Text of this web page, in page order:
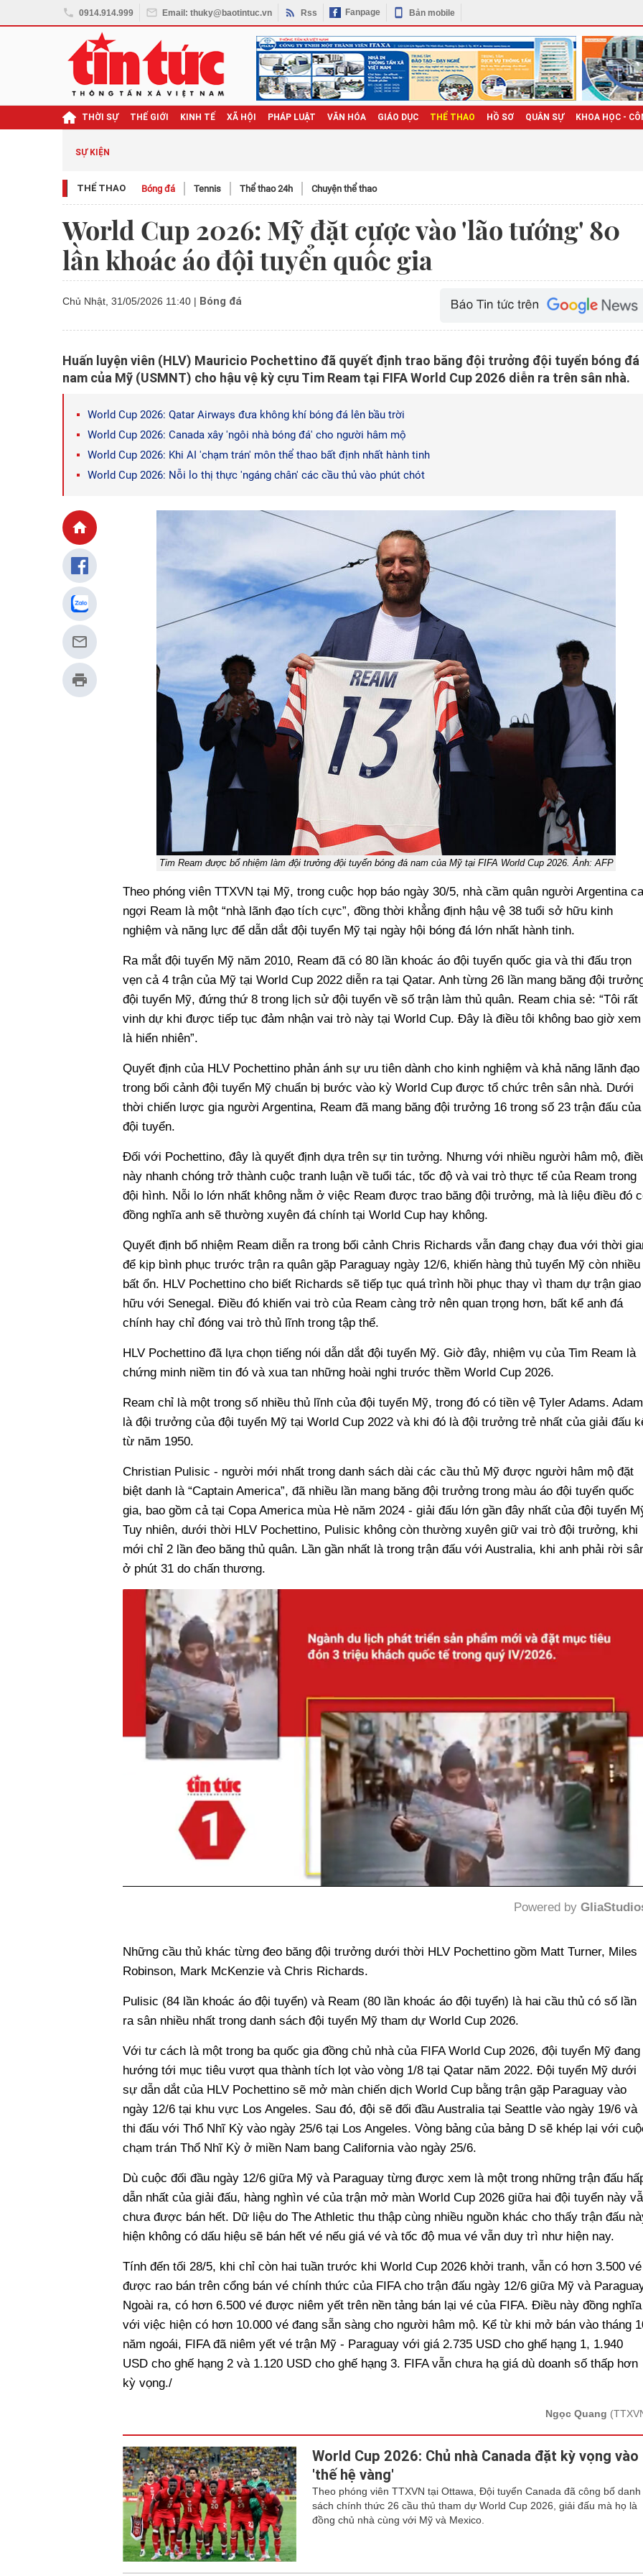
0914.914.999 Email: thuky@baotintuc.vn Rss Fanpage Bản mobile
THỜI SỰ THẾ GIỚI KINH TẾ XÃ HỘI PHÁP LUẬT VĂN HÓA GIÁO DỤC THỂ THAO HỒ SƠ QUÂN SỰ KHOA HỌC -
SỰ KIỆN
THỂ THAO Bóng đá Tennis Thể thao 24h Chuyện thể thao
World Cup 2026: Mỹ đặt cược vào 'lão tướng' 80
lần khoác áo đội tuyển quốc gia
Chủ Nhật, 31/05/2026 11:40 | Bóng đá
Huấn luyện viên (HLV) Mauricio Pochettino đã quyết định trao băng đội trưởng đội tuyển bóng đá
nam của Mỹ (USMNT) cho hậu vệ kỳ cựu Tim Ream tại FIFA World Cup 2026 diễn ra trên sân nhà.
World Cup 2026: Qatar Airways đưa không khí bóng đá lên bầu trời
World Cup 2026: Canada xây 'ngôi nhà bóng đá' cho người hâm mộ
World Cup 2026: Khi AI 'chạm trán' môn thể thao bất định nhất hành tinh
World Cup 2026: Nỗi lo thị thực 'ngáng chân' các cầu thủ vào phút chót
Tim Ream được bổ nhiệm làm đội trưởng đội tuyển bóng đá nam của Mỹ tại FIFA World Cup 2026. Ảnh: AFP
Theo phóng viên TTXVN tại Mỹ, trong cuộc họp báo ngày 30/5, nhà cầm quân người Argentina ca
ngợi Ream là một “nhà lãnh đạo tích cực”, đồng thời khẳng định hậu vệ 38 tuổi sở hữu kinh
nghiệm và năng lực để dẫn dắt đội tuyển Mỹ tại ngày hội bóng đá lớn nhất hành tinh.
Ra mắt đội tuyển Mỹ năm 2010, Ream đã có 80 lần khoác áo đội tuyển quốc gia và thi đấu trọn
vẹn cả 4 trận của Mỹ tại World Cup 2022 diễn ra tại Qatar. Anh từng 26 lần mang băng đội
đội tuyển Mỹ, đứng thứ 8 trong lịch sử đội tuyển về số trận làm thủ quân. Ream chia sẻ: “Tôi rất
vinh dự khi được tiếp tục đảm nhận vai trò này tại World Cup. Đây là điều tôi không bao giờ xem
là hiển nhiên”.
Quyết định của HLV Pochettino phản ánh sự ưu tiên dành cho kinh nghiệm và khả năng lãnh đạo
trong bối cảnh đội tuyển Mỹ chuẩn bị bước vào kỳ World Cup được tổ chức trên sân nhà. Dưới
thời chiến lược gia người Argentina, Ream đã mang băng đội trưởng 16 trong số 23 trận đấu của
đội tuyển.
Đối với Pochettino, đây là quyết định dựa trên sự tin tưởng. Nhưng với nhiều người hâm mộ,
này nhanh chóng trở thành cuộc tranh luận về tuổi tác, tốc độ và vai trò thực tế của Ream trong
đội hình. Nỗi lo lớn nhất không nằm ở việc Ream được trao băng đội trưởng, mà là liệu điều đó
đồng nghĩa anh sẽ thường xuyên đá chính tại World Cup hay không.
Quyết định bổ nhiệm Ream diễn ra trong bối cảnh Chris Richards vẫn đang chạy đua với thời
để kịp bình phục trước trận ra quân gặp Paraguay ngày 12/6, khiến hàng thủ tuyển Mỹ còn nhiều
bất ổn. HLV Pochettino cho biết Richards sẽ tiếp tục quá trình hồi phục thay vì tham dự trận giao
hữu với Senegal. Điều đó khiến vai trò của Ream càng trở nên quan trọng hơn, bất kể anh đá
chính hay chỉ đóng vai trò thủ lĩnh trong tập thể.
HLV Pochettino đã lựa chọn tiếng nói dẫn dắt đội tuyển Mỹ. Giờ đây, nhiệm vụ của Tim Ream là
chứng minh niềm tin đó và xua tan những hoài nghi trước thềm World Cup 2026.
Ream chỉ là một trong số nhiều thủ lĩnh của đội tuyển Mỹ, trong đó có tiền vệ Tyler Adams.
là đội trưởng của đội tuyển Mỹ tại World Cup 2022 và khi đó là đội trưởng trẻ nhất của giải đấu
từ năm 1950.
Christian Pulisic - người mới nhất trong danh sách dài các cầu thủ Mỹ được người hâm mộ đặt
biệt danh là “Captain America”, đã nhiều lần mang băng đội trưởng trong màu áo đội tuyển quốc
gia, bao gồm cả tại Copa America mùa Hè năm 2024 - giải đấu lớn gần đây nhất của đội tuyển
Tuy nhiên, dưới thời HLV Pochettino, Pulisic không còn thường xuyên giữ vai trò đội trưởng, khi
mới chỉ 2 lần đeo băng thủ quân. Lần gần nhất là trong trận đấu với Australia, khi anh phải rời
ở phút 31 do chấn thương.
Powered by
Những cầu thủ khác từng đeo băng đội trưởng dưới thời HLV Pochettino gồm Matt Turner, Miles
Robinson, Mark McKenzie và Chris Richards.
Pulisic (84 lần khoác áo đội tuyển) và Ream (80 lần khoác áo đội tuyển) là hai cầu thủ có số lần
ra sân nhiều nhất trong danh sách đội tuyển Mỹ tham dự World Cup 2026.
Với tư cách là một trong ba quốc gia đồng chủ nhà của FIFA World Cup 2026, đội tuyển Mỹ đang
hướng tới mục tiêu vượt qua thành tích lọt vào vòng 1/8 tại Qatar năm 2022. Đội tuyển Mỹ dưới
sự dẫn dắt của HLV Pochettino sẽ mở màn chiến dịch World Cup bằng trận gặp Paraguay vào
ngày 12/6 tại khu vực Los Angeles. Sau đó, đội sẽ đối đầu Australia tại Seattle vào ngày 19/6 và
thi đấu với Thổ Nhĩ Kỳ vào ngày 25/6 tại Los Angeles. Vòng bảng của bảng D sẽ khép lại với
chạm trán Thổ Nhĩ Kỳ ở miền Nam bang California vào ngày 25/6.
Dù cuộc đối đầu ngày 12/6 giữa Mỹ và Paraguay từng được xem là một trong những trận đấu
dẫn nhất của giải đấu, hàng nghìn vé của trận mở màn World Cup 2026 giữa hai đội tuyển này
chưa được bán hết. Dữ liệu do The Athletic thu thập cùng nhiều nguồn khác cho thấy trận đấu
hiện không có dấu hiệu sẽ bán hết vé nếu giá vé và tốc độ mua vé vẫn duy trì như hiện nay.
Tính đến tối 28/5, khi chỉ còn hai tuần trước khi World Cup 2026 khởi tranh, vẫn có hơn 3.500 vé
được rao bán trên cổng bán vé chính thức của FIFA cho trận đấu ngày 12/6 giữa Mỹ và
Ngoài ra, có hơn 6.500 vé được niêm yết trên nền tảng bán lại vé của FIFA. Điều này đồng nghĩa
với việc hiện có hơn 10.000 vé đang sẵn sàng cho người hâm mộ. Kể từ khi mở bán vào tháng
năm ngoái, FIFA đã niêm yết vé trận Mỹ - Paraguay với giá 2.735 USD cho ghế hạng 1, 1.940
USD cho ghế hạng 2 và 1.120 USD cho ghế hạng 3. FIFA vẫn chưa hạ giá dù doanh số thấp hơn
kỳ vọng./
Ngọc Quang
World Cup 2026: Chủ nhà Canada đặt kỳ vọng vào
'thế hệ vàng'
Theo phóng viên TTXVN tại Ottawa, Đội tuyển Canada đã công bố danh
sách chính thức 26 cầu thủ tham dự World Cup 2026, giải đấu mà họ là
đồng chủ nhà cùng với Mỹ và Mexico.